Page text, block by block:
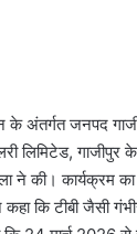
के अंतर्गत जनपद
गाजीपुर के
ने की। कार्यक्रम
कि टीबी जैसी